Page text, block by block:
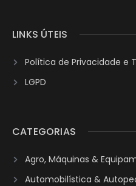
LINKS ÚTEIS
Política de Privacidade e
LGPD
CATEGORIAS
Agro, Máquinas &
Automobilística &